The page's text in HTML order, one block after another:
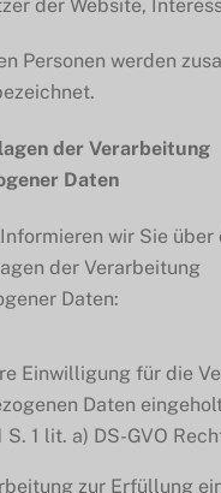
der Website,
Personen werden
der Verarbeitung
Daten
wir Sie über
der Verarbeitung
Daten:
Einwilligung für die
Daten
S. 1 lit. a) DS-GVO
zur Erfüllung